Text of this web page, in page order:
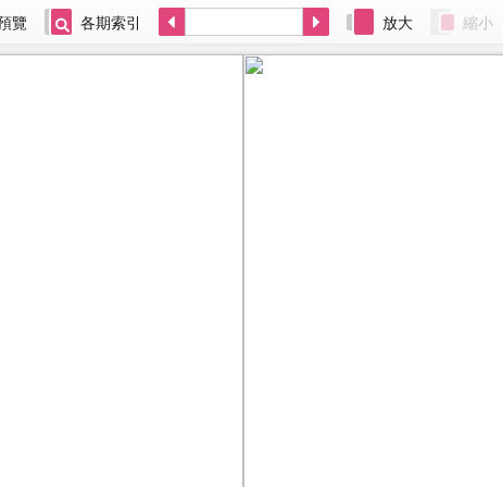
覽 各期索引 放大 縮小